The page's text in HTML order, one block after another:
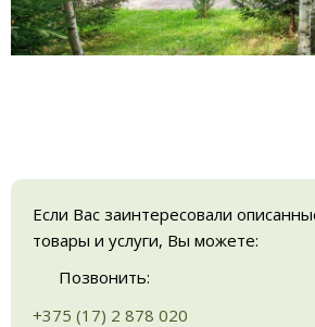
Если Вас заинтересовали
товары и услуги, Вы можете:
Позвонить:
+375 (17) 2 878 020